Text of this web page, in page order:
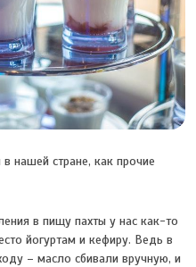
в нашей стране, как прочие
в пищу пахты у нас как-то
йогуртам и кефиру. Ведь в
– масло сбивали вручную, и